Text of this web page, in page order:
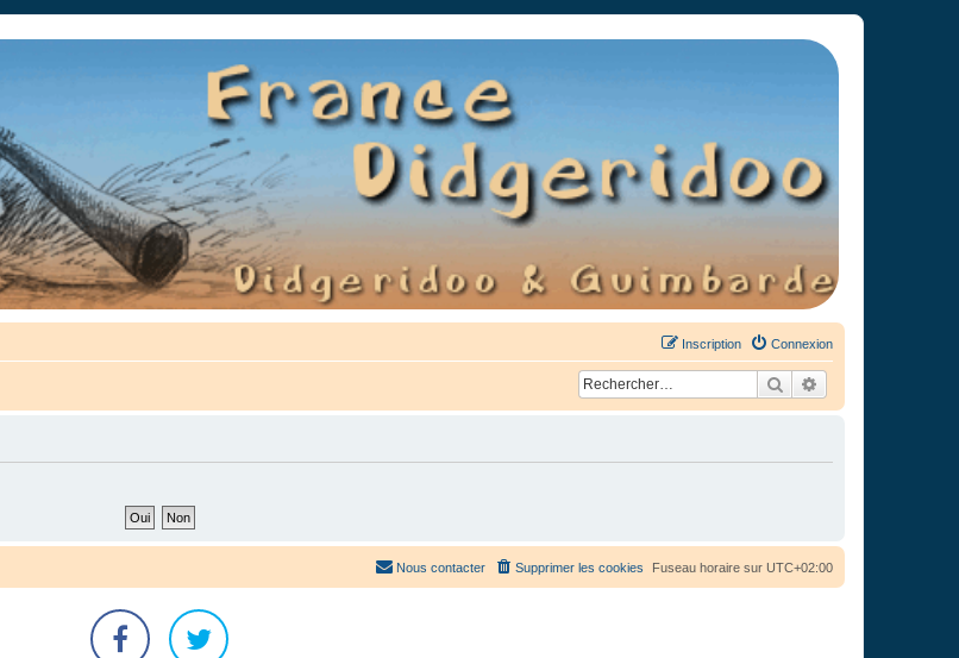
Connexion
Inscription
Rechercher
Fuseau horaire sur UTC+02:00
Supprimer les cookies
Nous contacter